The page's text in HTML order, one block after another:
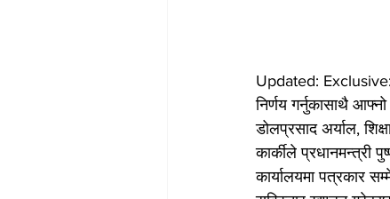
Updated: Exclusive:
निर्णय गर्नुकासाथै
डोलप्रसाद अर्याल,
कार्कीले प्रधानमन्त्री
कार्यालयमा पत्रकार